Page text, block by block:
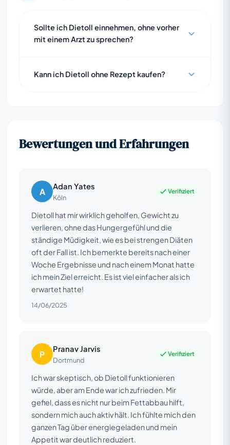
Sollte ich Dietoll einnehmen, ohne vorher
mit einem Arzt zu sprechen?
Kann ich Dietoll ohne Rezept kaufen?
Bewertungen und Erfahrungen
A Adan Yates
Köln
Verifiziert
Dietoll hat mir wirklich geholfen, Gewicht zu
verlieren, ohne das Hungergefühl und die
ständige Müdigkeit, wie es bei strengen Diäten
oft der Fall ist. Ich bemerkte bereits nach einer
Woche Ergebnisse und nach einem Monat hatte
ich mein Ziel erreicht. Es ist viel einfacher als ich
erwartet hatte!
14/06/2025
P Pranav Jarvis
Dortmund
Verifiziert
Ich war skeptisch, ob Dietoll funktionieren
würde, aber am Ende war ich zufrieden. Mir
gefiel, dass es nicht nur beim Fettabbau hilft,
sondern mich auch aktiv hält. Ich fühlte mich den
ganzen Tag über energiegeladen und mein
Appetit war deutlich reduziert.